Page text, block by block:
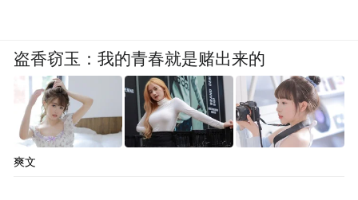
盗香窃玉：我的青春就是赌出来的
爽文